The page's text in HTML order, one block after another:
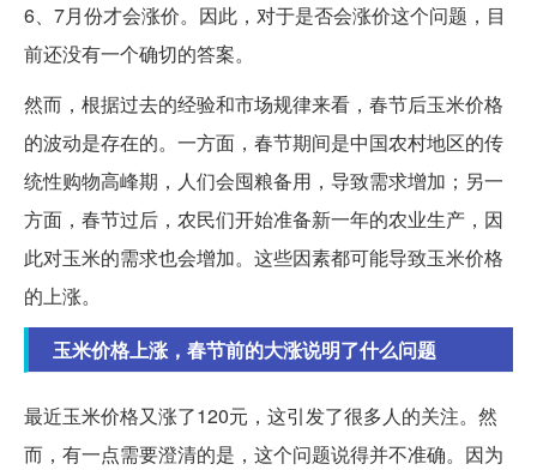
6、7月份才会涨价。因此，对于是否会涨价这个问题，目
前还没有一个确切的答案。
然而，根据过去的经验和市场规律来看，春节后玉米价格
的波动是存在的。一方面，春节期间是中国农村地区的传
统性购物高峰期，人们会囤粮备用，导致需求增加；另一
方面，春节过后，农民们开始准备新一年的农业生产，因
此对玉米的需求也会增加。这些因素都可能导致玉米价格
的上涨。
玉米价格上涨，春节前的大涨说明了什么问题
最近玉米价格又涨了120元，这引发了很多人的关注。然
而，有一点需要澄清的是，这个问题说得并不准确。因为